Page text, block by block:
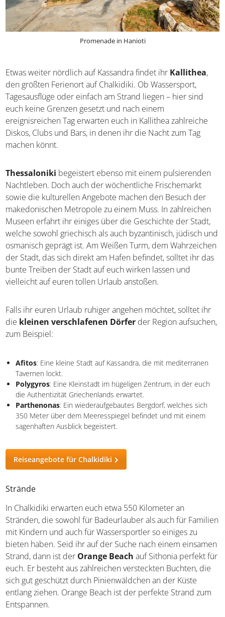
Etwas weiter nördlich auf Kassandra findet ihr Kallithea,
den größten Ferienort auf Chalkidiki. Ob Wassersport,
Tagesausflüge oder einfach am Strand liegen – hier sind
euch keine Grenzen gesetzt und nach einem
ereignisreichen Tag erwarten euch in Kallithea zahlreiche
Diskos, Clubs und Bars, in denen ihr die Nacht zum Tag
machen könnt.
Thessaloniki begeistert ebenso mit einem pulsierenden
Nachtleben. Doch auch der wöchentliche Frischemarkt
sowie die kulturellen Angebote machen den Besuch der
makedonischen Metropole zu einem Muss. In zahlreichen
Museen erfahrt ihr einiges über die Geschichte der Stadt,
welche sowohl griechisch als auch byzantinisch, jüdisch
und osmanisch geprägt ist. Am Weißen Turm, dem
Wahrzeichen der Stadt, das sich direkt am Hafen
befindet, solltet ihr das bunte Treiben der Stadt auf euch
wirken lassen und vielleicht auf euren tollen Urlaub
Falls ihr euren Urlaub ruhiger angehen möchtet, solltet ihr
diekleinen verschlafenen Dörfer
Afitos: Eine kleine Stadt auf Kassandra, die mit mediterranen
Tavernen lockt.
Polygyros: Eine Kleinstadt im hügeligen Zentrum, in der euch
die Authentizität Griechenlands erwartet.
Parthenonas: Ein wiederaufgebautes Bergdorf, welches sich
Strände
In Chalkidiki erwarten euch etwa 550 Kilometer an
Stränden, die sowohl für Badeurlauber als auch für
Familien mit Kindern und auch für Wassersportler so
einiges zu bieten haben. Seid ihr auf der Suche nach
einem einsamen Strand, dann ist derOrange Beachauf
Sithonia perfekt für euch. Er besteht aus zahlreichen
versteckten Buchten, die sich gut geschützt durch
Pinienwäldchen an der Küste entlang ziehen. Orange